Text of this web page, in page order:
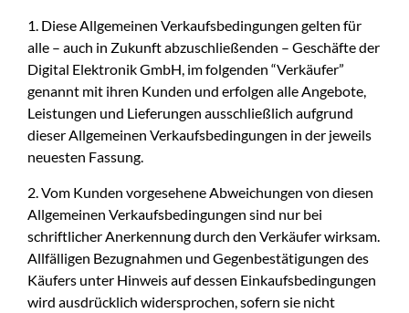
1. Diese Allgemeinen Verkaufsbedingungen gelten für
alle – auch in Zukunft abzuschließenden – Geschäfte der
Digital Elektronik GmbH, im folgenden “Verkäufer”
genannt mit ihren Kunden und erfolgen alle Angebote,
Leistungen und Lieferungen ausschließlich aufgrund
dieser Allgemeinen Verkaufsbedingungen in der jeweils
neuesten Fassung.
2. Vom Kunden vorgesehene Abweichungen von diesen
Allgemeinen Verkaufsbedingungen sind nur bei
schriftlicher Anerkennung durch den Verkäufer wirksam.
Allfälligen Bezugnahmen und Gegenbestätigungen des
Käufers unter Hinweis auf dessen Einkaufsbedingungen
wird ausdrücklich widersprochen, sofern sie nicht